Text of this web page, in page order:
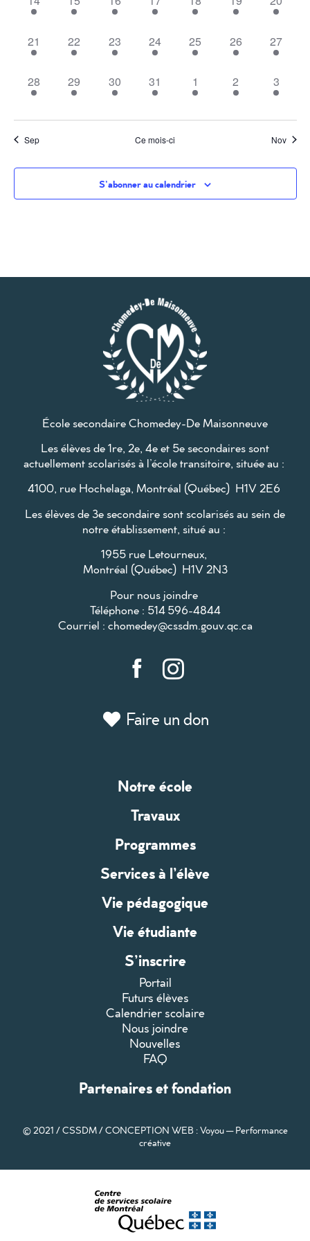
1 évènement,
21 1 évènement,
22 1 évènement,
23 1 évènement,
24 1 évènement,
25 1 évènement,
26 1
27
1 évènement,
28 1 évènement,
29 1 évènement,
30 1 évènement,
31 1 évènement,
1 1 évènement,
2 1
3
Sep Ce mois-ci Nov
S’abonner au calendrier
École secondaire Chomedey-De Maisonneuve
Les élèves de 1re, 2e, 4e et 5e secondaires sont
actuellement scolarisés à l’école transitoire, située au :
4100, rue Hochelaga, Montréal (Québec) H1V 2E6
Les élèves de 3e secondaire sont scolarisés au sein de
notre établissement, situé au :
1955 rue Letourneux,
Montréal (Québec) H1V 2N3
Pour nous joindre
Téléphone : 514 596-4844
Courriel : chomedey@cssdm.gouv.qc.ca
Faire un don
Notre école
Travaux
Programmes
Services à l’élève
Vie pédagogique
Vie étudiante
S’inscrire
Portail
Futurs élèves
Calendrier scolaire
Nous joindre
Nouvelles
FAQ
Partenaires et fondation
© 2021 / CSSDM /CONCEPTION WEB : Voyou — Performance
créative